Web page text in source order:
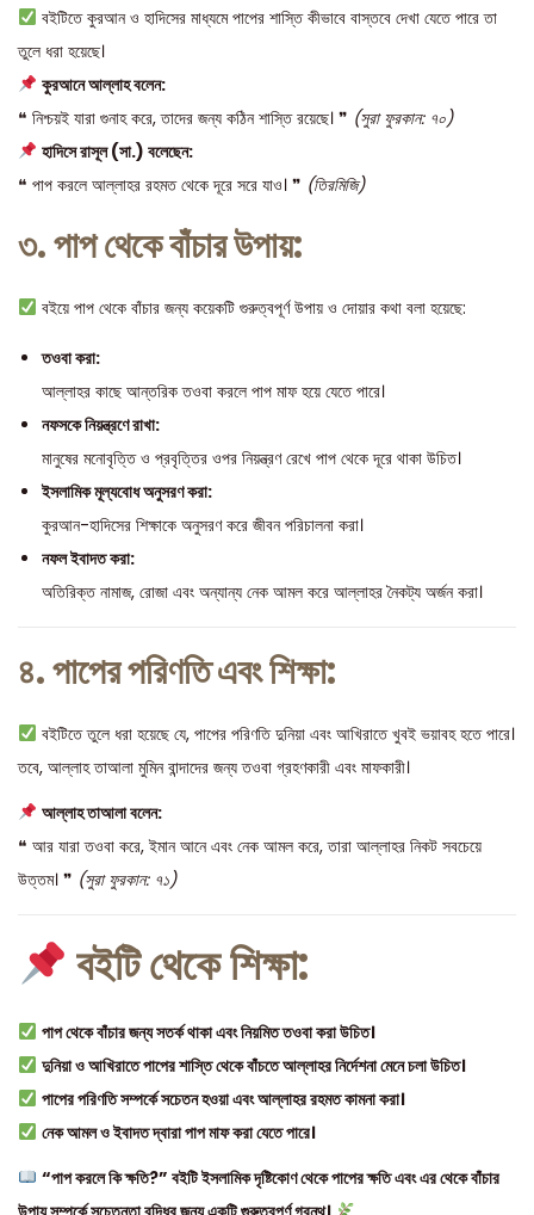
বইটিতে কুরআন ও হাদিসের মাধ্যমে পাপের শাস্তি কীভাবে বাস্তবে দেখা যেতে পারে তা
তুলে ধরা হয়েছে।
কুরআনে আল্লাহ বলেন:
❝ নিশ্চয়ই যারা গুনাহ করে, তাদের জন্য কঠিন শাস্তি রয়েছে। ❞ (সুরা ফুরকান: ৭০)
হাদিসে রাসূল (সা.) বলেছেন:
❝ পাপ করলে আল্লাহর রহমত থেকে দূরে সরে যাও। ❞ (তিরমিজি)
৩. পাপ থেকে বাঁচার উপায়:
বইয়ে পাপ থেকে বাঁচার জন্য কয়েকটি গুরুত্বপূর্ণ উপায় ও দোয়ার কথা বলা হয়েছে:
তওবা করা:
আল্লাহর কাছে আন্তরিক তওবা করলে পাপ মাফ হয়ে যেতে পারে।
নফসকে নিয়ন্ত্রণে রাখা:
মানুষের মনোবৃত্তি ও প্রবৃত্তির ওপর নিয়ন্ত্রণ রেখে পাপ থেকে দূরে থাকা উচিত।
ইসলামিক মূল্যবোধ অনুসরণ করা:
কুরআন-হাদিসের শিক্ষাকে অনুসরণ করে জীবন পরিচালনা করা।
নফল ইবাদত করা:
অতিরিক্ত নামাজ, রোজা এবং অন্যান্য নেক আমল করে আল্লাহর নৈকট্য অর্জন করা।
৪. পাপের পরিণতি এবং শিক্ষা:
বইটিতে তুলে ধরা হয়েছে যে, পাপের পরিণতি দুনিয়া এবং আখিরাতে খুবই ভয়াবহ হতে পারে।
তবে, আল্লাহ তাআলা মুমিন বান্দাদের জন্য তওবা গ্রহণকারী এবং মাফকারী।
আল্লাহ তাআলা বলেন:
❝ আর যারা তওবা করে, ইমান আনে এবং নেক আমল করে, তারা আল্লাহর নিকট সবচেয়ে
উত্তম। ❞ (সুরা ফুরকান: ৭১)
বইটি থেকে শিক্ষা:
পাপ থেকে বাঁচার জন্য সতর্ক থাকা এবং নিয়মিত তওবা করা উচিত।
দুনিয়া ও আখিরাতে পাপের শাস্তি থেকে বাঁচতে আল্লাহর নির্দেশনা মেনে চলা উচিত।
পাপের পরিণতি সম্পর্কে সচেতন হওয়া এবং আল্লাহর রহমত কামনা করা।
নেক আমল ও ইবাদত দ্বারা পাপ মাফ করা যেতে পারে।
“পাপ করলে কি ক্ষতি?” বইটি ইসলামিক দৃষ্টিকোণ থেকে পাপের ক্ষতি এবং এর থেকে বাঁচার